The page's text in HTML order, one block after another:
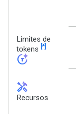
Limites de
tokens [*]
token_auto
handyman
Recursos